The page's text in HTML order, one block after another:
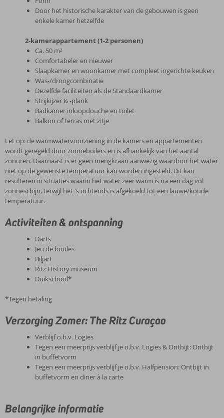
Door het historische karakter van de gebouwen is geen
enkele kamer hetzelfde
2-kamerappartement (1-2 personen)
Ca. 50 m²
Comfortabeler en nieuwer
Slaapkamer en woonkamer met compleet ingerichte keuken
Was-/droogcombinatie
Dezelfde faciliteiten als de Standaardkamer
Strijkijzer & -plank
Badkamer inloopdouche en toilet
Balkon of terras met zitje
Let op: de warmwatervoorziening in de kamers en appartementen
wordt geregeld door zonneboilers en is afhankelijk van het aantal
zonuren. Daarnaast is er geen mengkraan aanwezig waardoor het water
niet op de gewenste temperatuur kan worden ingesteld. Dit kan
resulteren in situaties waarin het water zeer warm is na een dag vol
zonneschijn, terwijl het 's ochtends is afgekoeld tot een lauwe/koude
temperatuur.
Activiteiten & ontspanning
Darts
Jeu de boules
Biljart
Ritz History museum
Duikschool*
*Tegen betaling
Verzorging Zomer: The Ritz Curaçao
Verblijf o.b.v. Logies
Tegen een meerprijs verblijf je o.b.v. Logies & Ontbijt: Ontbijt
in buffetvorm
Tegen een meerprijs verblijf je o.b.v. Halfpension: Ontbijt in
buffetvorm en diner à la carte
Belangrijke informatie